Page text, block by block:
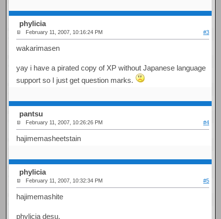
phylicia
February 11, 2007, 10:16:24 PM #3
wakarimasen
yay i have a pirated copy of XP without Japanese language
support so I just get question marks.
pantsu
February 11, 2007, 10:26:26 PM #4
hajimemasheetstain
phylicia
February 11, 2007, 10:32:34 PM #5
hajimemashite
phylicia desu.